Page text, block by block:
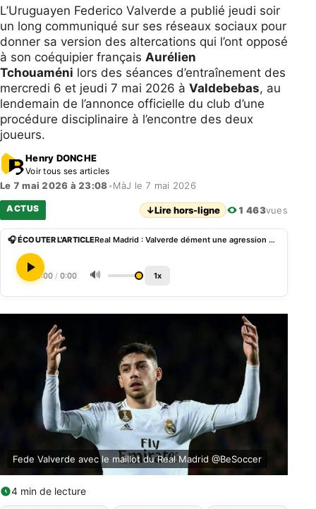
L’Uruguayen Federico Valverde a publié jeudi soir
un long communiqué sur ses réseaux sociaux pour
donner sa version des altercations qui l’ont opposé
à son coéquipier français Aurélien
Tchouaméni lors des séances d’entraînement des
mercredi 6 et jeudi 7 mai 2026 à Valdebebas, au
lendemain de l’annonce officielle du club d’une
procédure disciplinaire à l’encontre des deux
joueurs.
Henry DONCHE
Voir tous ses articles
Le 7 mai 2026 à 23:08•MàJ le 7 mai 2026
ACTUS ↓Lire hors-ligne 1 463vues
🎧 ÉCOUTER L'ARTICLE Real Madrid : Valverde dément une agression de Tchouaméni et s’excuse après sa mise à l’écart
0:00 / 0:00 🔊 1x
Fede Valverde avec le maillot du Real Madrid @BeSoccer
4 min de lecture